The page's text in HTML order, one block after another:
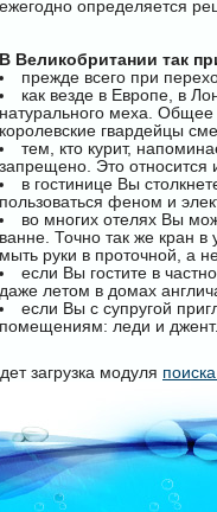
ежегодно определяется
В Великобритании так
прежде всего при
как везде в Европе, в
натурального меха. Общее
королевские гвардейцы
тем, кто курит,
запрещено. Это относится
в гостинице Вы
пользоваться феном и
во многих отелях Вы
ванне. Точно так же кран
мыть руки в проточной, а
если Вы гостите в
даже летом в домах
если Вы с супругой
помещениям: леди и
загрузка модуля